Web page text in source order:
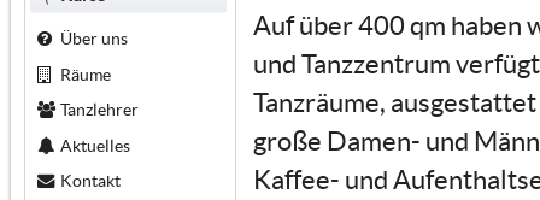
Über uns
Räume
Tanzlehrer
Aktuelles
Kontakt
Auf über 400 qm haben
und Tanzzentrum
Tanzräume,
große Damen- und
Kaffee- und